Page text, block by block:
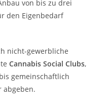
von bis zu drei
den Eigenbedarf
nicht-gewerbliche
Cannabis Social Clubs,
gemeinschaftlich
abgeben.